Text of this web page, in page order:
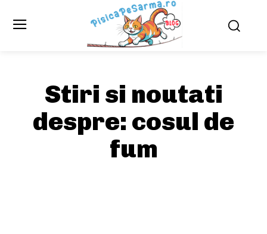
Stiri si noutati
despre: cosul de
fum